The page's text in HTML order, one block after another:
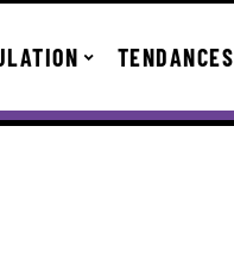
TENDANCES